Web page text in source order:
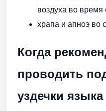
воздуха во время
храпа и апноэ во
Когда
проводить
уздечки языка